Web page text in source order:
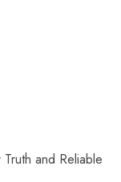
and Reliable